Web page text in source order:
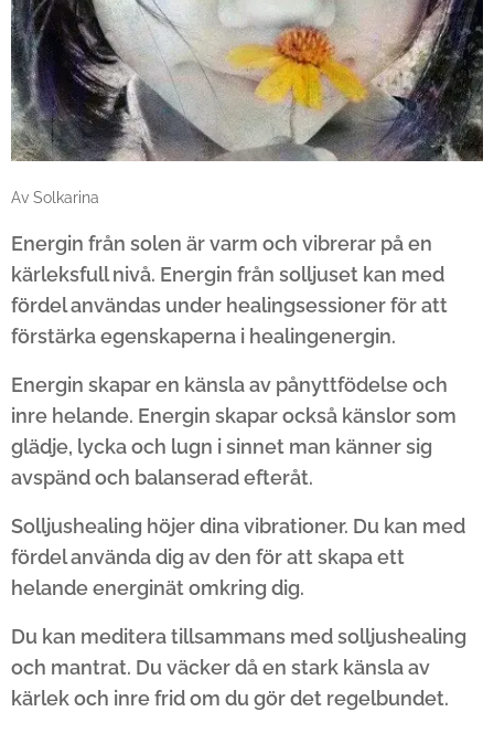
Av Solkarina
Energin från solen är varm och vibrerar på en
kärleksfull nivå. Energin från solljuset kan med
fördel användas under healingsessioner för att
förstärka egenskaperna i healingenergin.
Energin skapar en känsla av pånyttfödelse och
inre helande. Energin skapar också känslor som
glädje, lycka och lugn i sinnet man känner sig
avspänd och balanserad efteråt.
Solljushealing höjer dina vibrationer. Du kan med
fördel använda dig av den för att skapa ett
helande energinät omkring dig.
Du kan meditera tillsammans med solljushealing
och mantrat. Du väcker då en stark känsla av
kärlek och inre frid om du gör det regelbundet.